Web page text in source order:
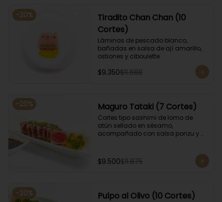
-20%
Tiradito Chan Chan (10
Cortes)
Láminas de pescado blanco,
bañadas en salsa de ají amarillo,
ostiones y ciboulette.
$9.350$11.688
-20% Maguro Tataki (7 Cortes)
Cortes tipo sashimi de lomo de
atún sellado en sésamo,
acompañado con salsa ponzu y
$9.500$11.875
-20% Pulpo al Olivo (10 Cortes)